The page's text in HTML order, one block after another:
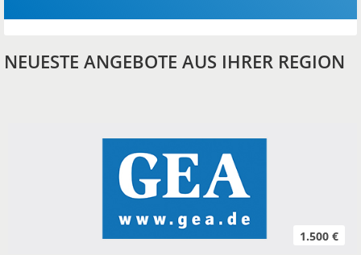
NEUESTE ANGEBOTE AUS IHRER REGION
1.500 €